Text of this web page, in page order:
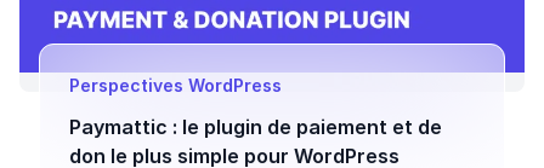
Perspectives WordPress
Paymattic : le plugin de paiement et de
don le plus simple pour WordPress